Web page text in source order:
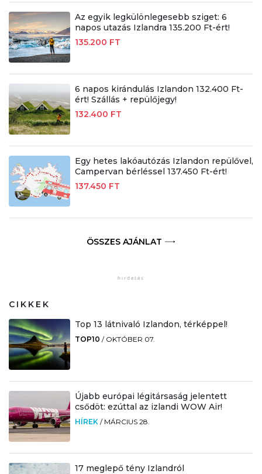
Az egyik legkülönlegesebb sziget: 6
napos utazás Izlandra 135.200 Ft-ért!
135.200 FT
6 napos kirándulás Izlandon 132.400 Ft-
ért! Szállás + repülőjegy!
132.400 FT
Egy hetes lakóautózás Izlandon repülővel,
Campervan bérléssel 137.450 Ft-ért!
137.450 FT
ÖSSZES AJÁNLAT
CIKKEK
Top 13 látnivaló Izlandon, térképpel!
TOP10 / OKTÓBER 07.
Újabb európai légitársaság jelentett
csődöt: ezúttal az izlandi WOW Air!
HÍREK / MÁRCIUS 28.
17 meglepő tény Izlandról